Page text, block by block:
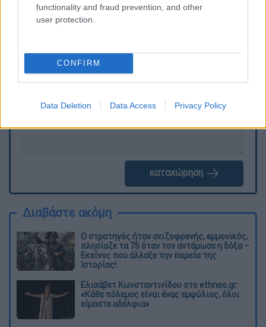
functionality and fraud prevention, and other
user protection.
CONFIRM
Data Deletion Data Access Privacy Policy
διαγράφονται
καταχώρηση
Διαβάστε ακόμη
O στρατηγός ήταν σχιζοφρενής, εμμονικός,
πλησίαζε τα 75 όταν τον αντάμωσε η δόξα –
Εκείνος που άλλαξε την πορεία της
Ιστορίας!
Ελισάβετ Κωνσταντινίδου στο ethnos.gr:
«Κάθε πόλεμος είναι ένας εμφύλιος, όλοι
είμαστε αδέλφια»